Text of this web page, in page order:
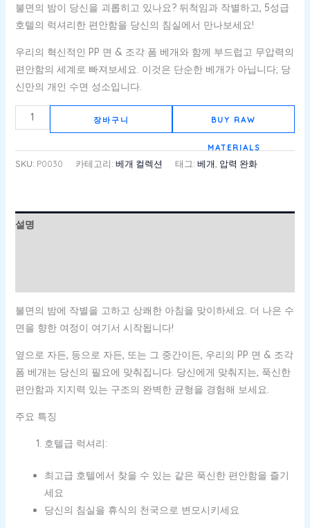
불면의 밤이 당신을 괴롭히고 있나요? 뒤척임과 작별하고, 5성급
호텔의 럭셔리한 편안함을 당신의 침실에서 만나보세요!
우리의 혁신적인 PP 면 & 조각 폼 베개와 함께 부드럽고 무압력의
편안함의 세계로 빠져보세요. 이것은 단순한 베개가 아닙니다; 당
신만의 개인 수면 성소입니다.
장바구니 BUY RAW
MATERIALS
SKU: P0030 카테고리: 베개 컬렉션 태그: 베개, 압력 완화
설명
불면의 밤에 작별을 고하고 상쾌한 아침을 맞이하세요. 더 나은 수
면을 향한 여정이 여기서 시작됩니다!
옆으로 자든, 등으로 자든, 또는 그 중간이든, 우리의 PP 면 & 조각
폼 베개는 당신의 필요에 맞춰집니다. 당신에게 맞춰지는, 푹신한
편안함과 지지력 있는 구조의 완벽한 균형을 경험해 보세요.
주요 특징
호텔급 럭셔리:
최고급 호텔에서 찾을 수 있는 같은 푹신한 편안함을 즐기
세요
당신의 침실을 휴식의 천국으로 변모시키세요